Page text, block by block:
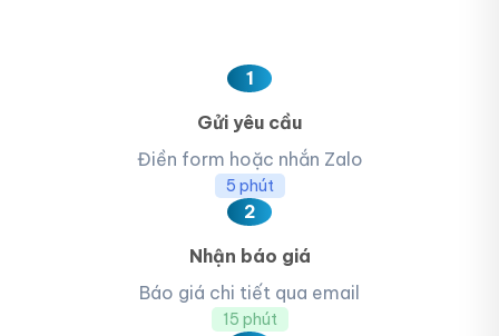
1
Gửi yêu cầu
Điền form hoặc nhắn Zalo
5 phút
2
Nhận báo giá
Báo giá chi tiết qua email
15 phút